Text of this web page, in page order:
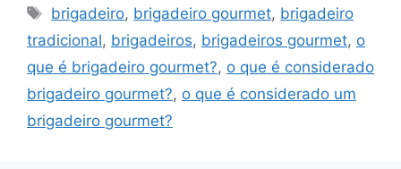
Tags
brigadeiro, brigadeiro gourmet, brigadeiro
tradicional, brigadeiros, brigadeiros gourmet, o
que é brigadeiro gourmet?, o que é considerado
brigadeiro gourmet?, o que é considerado um
brigadeiro gourmet?